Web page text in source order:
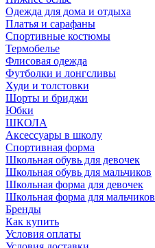
Одежда для дома и отдыха
Платья и сарафаны
Спортивные костюмы
Термобелье
Флисовая одежда
Футболки и лонгсливы
Худи и толстовки
Шорты и бриджи
Юбки
ШКОЛА
Аксессуары в школу
Спортивная форма
Школьная обувь для девочек
Школьная обувь для мальчиков
Школьная форма для девочек
Школьная форма для мальчиков
Бренды
Как купить
Условия оплаты